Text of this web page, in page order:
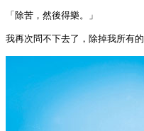
「除苦，然後得樂。」
我再次問不下去了，除掉我所有